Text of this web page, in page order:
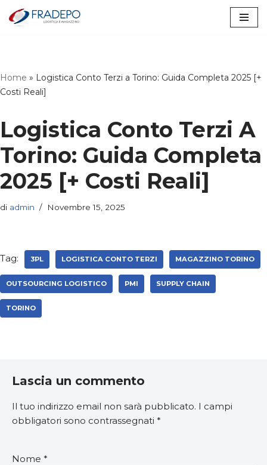
Home » Logistica Conto Terzi a Torino: Guida Completa 2025 [+
Costi Reali]
Logistica Conto Terzi A
Torino: Guida Completa
2025 [+ Costi Reali]
di admin Novembre 15, 2025
Tag: 3PL LOGISTICA CONTO TERZI MAGAZZINO TORINO
OUTSOURCING LOGISTICO PMI SUPPLY CHAIN
TORINO
Lascia un commento
Il tuo indirizzo email non sarà pubblicato. I campi
obbligatori sono contrassegnati *
Nome *